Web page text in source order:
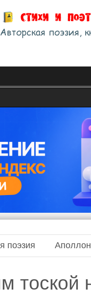
поэзия